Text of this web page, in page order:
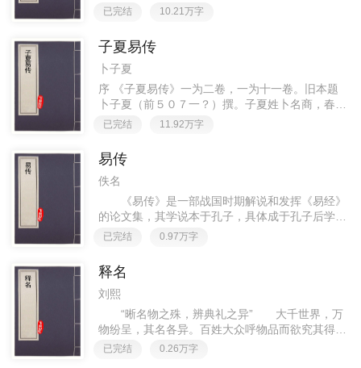
轼幼时便随眉山道士张易简读书学《易》，少年时
《周易》占卜和“胎息”
已完结 10.21万字
子夏易传
卜子夏
序 《子夏易传》一为二卷，一为十一卷。旧本题
卜子夏（前５０７一？）撰。子夏姓卜名商，春秋
末晋国温（今河南温县）人，孔子学生，为莒父
秋》，吸取历史教训，宣扬“
已完结 11.92万字
易传
佚名
《易传》是一部战国时期解说和发挥《易经》
的论文集，其学说本于孔子，具体成于孔子后学之
手。《易传》共７种１０篇，它们是《彖传》上下
下角、《说卦传》、《序卦
已完结 0.97万字
释名
刘熙
“晰名物之殊，辨典礼之异” 大千世界，万
物纷呈，其名各异。百姓大众呼物品而欲究其得名
之由。适应这种心理需要，我国东汉末年出现了一
已完结 0.26万字